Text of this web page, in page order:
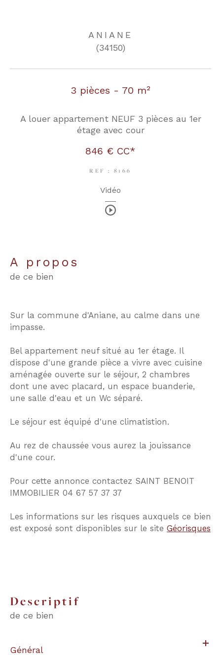
ANIANE
(34150)
3 pièces - 70 m²
A louer appartement NEUF 3 pièces au 1er
étage avec cour
846 € CC*
REF : 8166
Vidéo
a propos
de ce bien
Sur la commune d'Aniane, au calme dans une
impasse.
Bel appartement neuf situé au 1er étage. Il
dispose d'une grande pièce a vivre avec cuisine
aménagée ouverte sur le séjour, 2 chambres
dont une avec placard, un espace buanderie,
une salle d'eau et un Wc séparé.
Le séjour est équipé d'une climatistion.
Au rez de chaussée vous aurez la jouissance
d'une cour.
Pour cette annonce contactez SAINT BENOIT
IMMOBILIER 04 67 57 37 37
Les informations sur les risques auxquels ce bien
est exposé sont disponibles sur le site Géorisques
descriptif
de ce bien
Général
RECHERCHER